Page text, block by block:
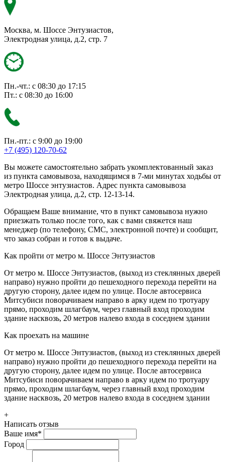
Москва, м. Шоссе Энтузиастов,
Электродная улица, д.2, стр. 7
Пн.-чт.: с 08:30 до 17:15
Пт.: с 08:30 до 16:00
Пн.-пт.: с 9:00 до 19:00
+7 (495) 120-70-62
Вы можете самостоятельно забрать укомплектованный заказ
из пункта самовывоза, находящимся в 7-ми минутах ходьбы от
метро Шоссе энтузиастов. Адрес пункта самовывоза
Электродная улица, д.2, стр. 12-13-14.
Обращаем Ваше внимание, что в пункт самовывоза нужно
приезжать только после того, как с вами свяжется наш
менеджер (по телефону, СМС, электронной почте) и сообщит,
что заказ собран и готов к выдаче.
Как пройти от метро м. Шоссе Энтузиастов
От метро м. Шоссе Энтузиастов, (выход из стеклянных дверей
направо) нужно пройти до пешеходного перехода перейти на
другую сторону, далее идем по улице. После автосервиса
Митсубиси поворачиваем направо в арку идем по тротуару
прямо, проходим шлагбаум, через главный вход проходим
здание насквозь, 20 метров налево входа в соседнем здании
Как проехать на машине
От метро м. Шоссе Энтузиастов, (выход из стеклянных дверей
направо) нужно пройти до пешеходного перехода перейти на
другую сторону, далее идем по улице. После автосервиса
Митсубиси поворачиваем направо в арку идем по тротуару
прямо, проходим шлагбаум, через главный вход проходим
здание насквозь, 20 метров налево входа в соседнем здании
+
Написать отзыв
Ваше имя*
Город